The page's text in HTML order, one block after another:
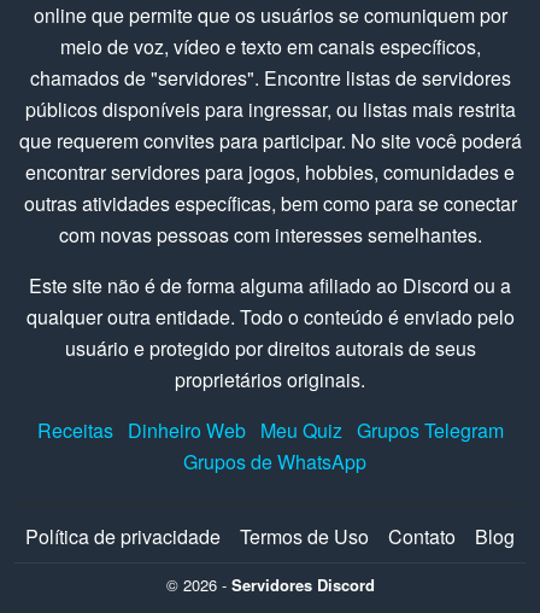
online que permite que os usuários se comuniquem por
meio de voz, vídeo e texto em canais específicos,
chamados de "servidores". Encontre listas de servidores
públicos disponíveis para ingressar, ou listas mais restrita
que requerem convites para participar. No site você poderá
encontrar servidores para jogos, hobbies, comunidades e
outras atividades específicas, bem como para se conectar
com novas pessoas com interesses semelhantes.
Este site não é de forma alguma afiliado ao Discord ou a
qualquer outra entidade. Todo o conteúdo é enviado pelo
usuário e protegido por direitos autorais de seus
proprietários originais.
Receitas Dinheiro Web Meu Quiz Grupos Telegram
Grupos de WhatsApp
Política de privacidade Termos de Uso Contato Blog
© 2026 - Servidores Discord